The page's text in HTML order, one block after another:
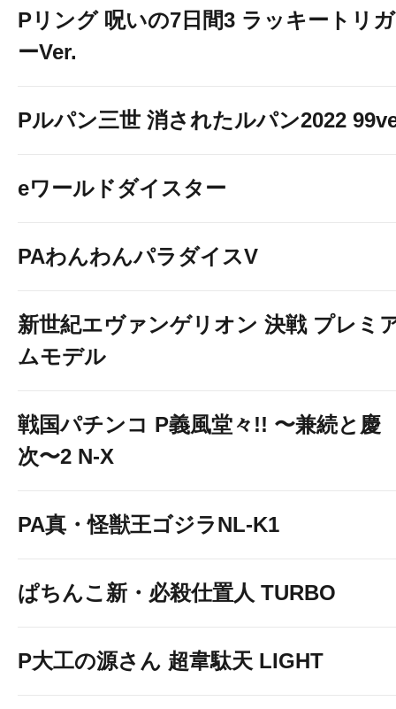
Pリング 呪いの7日間3 ラッキートリガ
ーVer.
Pルパン三世 消されたルパン2022
eワールドダイスター
PAわんわんパラダイスV
新世紀エヴァンゲリオン 決戦 プレミ
ムモデル
戦国パチンコ P義風堂々!! 〜兼続と慶
次〜2 N-X
PA真・怪獣王ゴジラNL-K1
ぱちんこ新・必殺仕置人 TURBO
P大工の源さん 超韋駄天 LIGHT